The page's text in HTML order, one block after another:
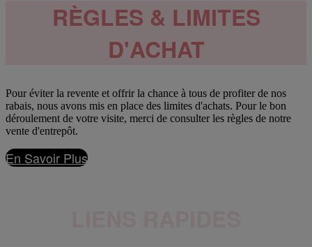
RÈGLES & LIMITES
D'ACHAT
Pour éviter la revente et offrir la chance à tous de profiter de nos
rabais, nous avons mis en place des limites d'achats. Pour le bon
déroulement de votre visite, merci de consulter les règles de notre
vente d'entrepôt.
En Savoir Plus